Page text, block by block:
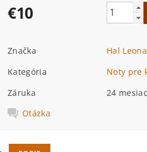
€10
Značka
Hal
Kategória
Noty pre
Záruka
24
Otázka